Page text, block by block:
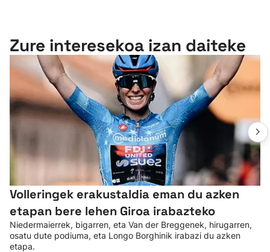
Zure interesekoa izan daiteke
Volleringek erakustaldia eman du azken
etapan bere lehen Giroa irabazteko
Niedermaierrek, bigarren, eta Van der Breggenek, hirugarren,
osatu dute podiuma, eta Longo Borghinik irabazi du azken
etapa.